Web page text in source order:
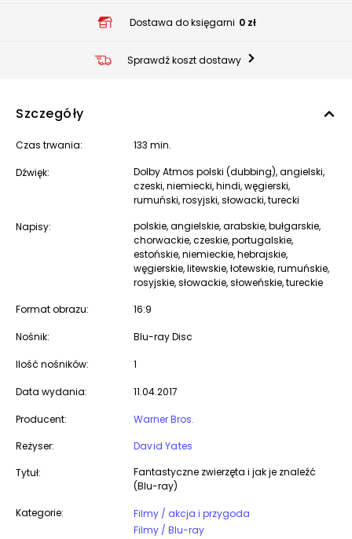
Dostawa do księgarni 0 zł
Sprawdź koszt dostawy
Szczegóły
Czas trwania: 133 min.
Dźwięk:
Dolby Atmos polski (dubbing), angielski,
czeski, niemiecki, hindi, węgierski,
rumuński, rosyjski, słowacki, turecki
Napisy:
polskie, angielskie, arabskie, bułgarskie,
chorwackie, czeskie, portugalskie,
estońskie, niemieckie, hebrajskie,
węgierskie, litewskie, łotewskie, rumuńskie,
rosyjskie, słowackie, słoweńskie, tureckie
Format obrazu:
16:9
Nośnik: Blu-ray Disc
Ilość nośników: 1
Data wydania: 11.04.2017
Producent:
Warner Bros.
Reżyser:
David Yates
Tytuł:
Fantastyczne zwierzęta i jak je znaleźć
(Blu-ray)
Kategorie:
Filmy / akcja i przygoda
Filmy / Blu-ray